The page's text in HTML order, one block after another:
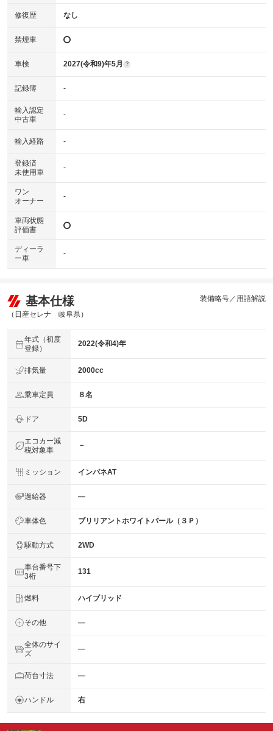
修復歴 なし
禁煙車
車検 2027(令和9)年5月 ?
記録簿 -
輸入認定
中古車
-
輸入経路 -
登録済
未使用車
-
ワン
オーナー
-
車両状態
評価書
ディーラ
ー車
-
基本仕様
（日産セレナ 岐阜県）
装備略号／用語解説
年式（初度
登録）
2022(令和4)年
排気量 2000cc
乗車定員 ８名
ドア 5D
エコカー減
税対象車
－
ミッション インパネAT
過給器 ―
車体色 ブリリアントホワイトパール（３Ｐ）
駆動方式 2WD
車台番号下
3桁
131
燃料 ハイブリッド
その他 ―
全体のサイ
ズ
―
荷台寸法 ―
ハンドル 右